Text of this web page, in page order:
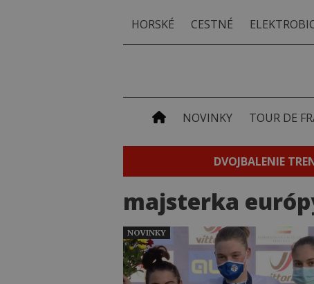
HORSKÉ CESTNÉ
NOVINKY TOUR DE
DVOJBALENIE
majsterka
NOVINKY